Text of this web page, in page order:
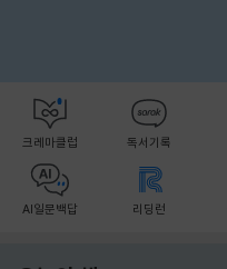
크레마클럽 독서기록
AI일문백답 리딩런